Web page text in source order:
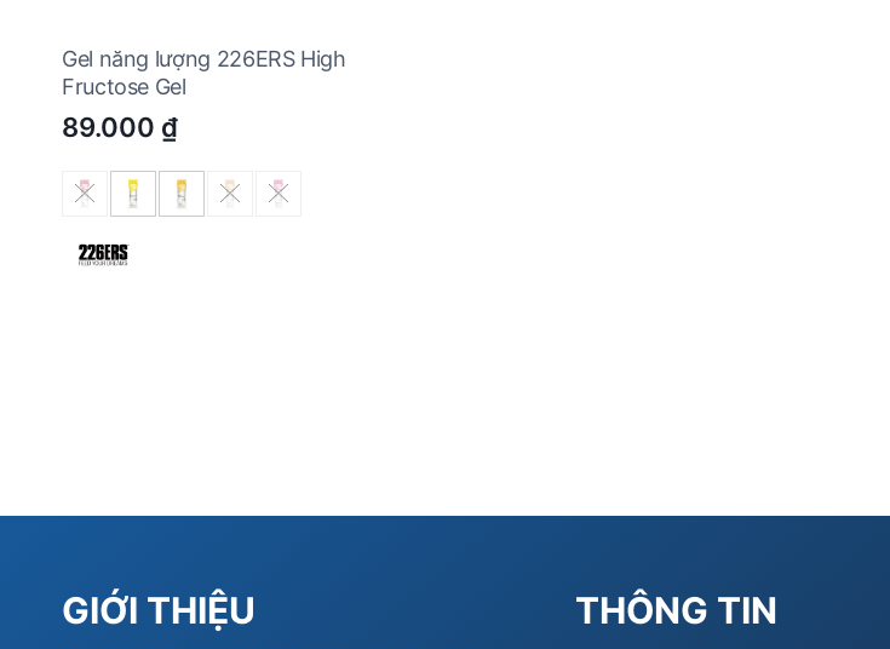
Gel năng lượng 226ERS High
Fructose Gel
89.000 ₫
GIỚI THIỆU THÔNG TIN